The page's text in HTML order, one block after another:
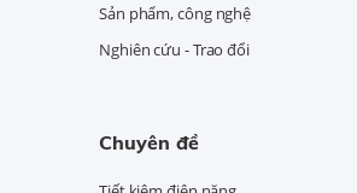
Sản phẩm, công nghệ
Nghiên cứu - Trao đổi
Chuyên đề